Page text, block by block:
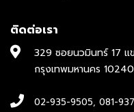
ติดต่อเรา
329 ซอยนวมินทร์ 17 แ
กรุงเทพมหานคร 10240
02-935-9505, 081-